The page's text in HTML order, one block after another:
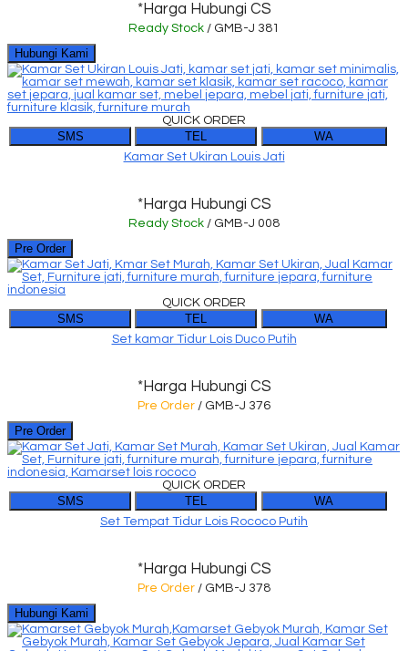
*Harga Hubungi CS
Ready Stock / GMB-J 381
Hubungi Kami
QUICK ORDER
SMS TEL WA
Kamar Set Ukiran Louis Jati
*Harga Hubungi CS
Ready Stock / GMB-J 008
Pre Order
QUICK ORDER
SMS TEL WA
Set kamar Tidur Lois Duco Putih
*Harga Hubungi CS
Pre Order / GMB-J 376
Pre Order
QUICK ORDER
SMS TEL WA
Set Tempat Tidur Lois Rococo Putih
*Harga Hubungi CS
Pre Order / GMB-J 378
Hubungi Kami